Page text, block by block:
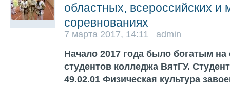
областных, всероссийских
соревнованиях
7 марта 2017, 14:11 admin
Начало 2017 года было богатым
студентов колледжа ВятГУ.
49.02.01 Физическая культура